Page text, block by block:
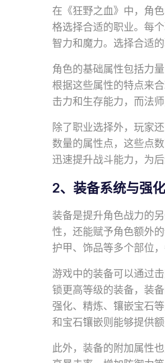
在《狂野之血》中，角
格选择合适的职业。每
智力和魔力。选择合适
角色的基础属性包括力
根据这些属性的特点来
击力和生存能力，而法
除了职业选择外，玩家
数量的属性点，这些点
迅速提升战斗能力，为
2、装备系统与强
装备是提升角色战力的
性，还能赋予角色额外
护甲、饰品等多个部位
游戏中的装备可以通过
锁更高等级的装备，装
强化、精炼、镶嵌宝石
和宝石镶嵌则能够提供额
此外，装备的附加属性